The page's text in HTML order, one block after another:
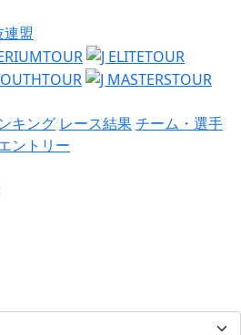
盟
キング レース結果チーム・選手
ントリー